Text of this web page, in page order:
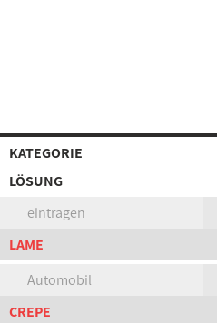
KATEGORIE
LÖSUNG
eintragen
LAME
Automobil
CREPE